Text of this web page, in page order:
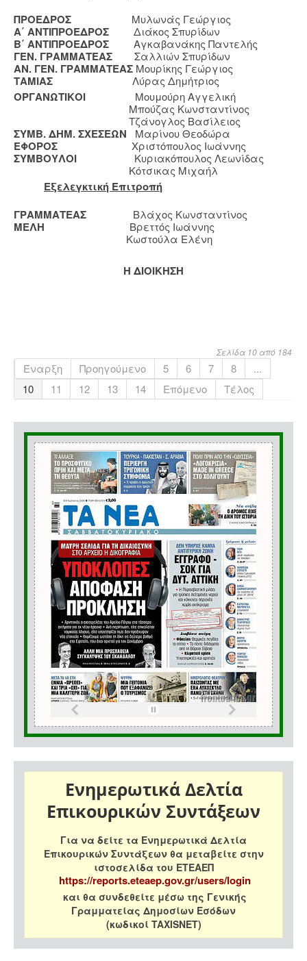
ΠΡΟΕΔΡΟΣ Μυλωνάς Γεώργιος
Α΄ ΑΝΤΙΠΡΟΕΔΡΟΣ Διάκος Σπυρίδων
Β΄ ΑΝΤΙΠΡΟΕΔΡΟΣ Αγκαβανάκης Παντελής
ΓΕΝ. ΓΡΑΜΜΑΤΕΑΣ Σαλλιών Σπυρίδων
ΑΝ. ΓΕΝ. ΓΡΑΜΜΑΤΕΑΣ Μουρίκης Γεώργιος
ΤΑΜΙΑΣ Λύρας Δημήτριος
ΟΡΓΑΝΩΤΙΚΟΙ Μουμούρη Αγγελική
Μπούζας Κωνσταντίνος
Τζάνογλος Βασίλειος
ΣΥΜΒ. ΔΗΜ. ΣΧΕΣΕΩΝ Μαρίνου Θεοδώρα
ΕΦΟΡΟΣ Χριστόπουλος Ιωάννης
ΣΥΜΒΟΥΛΟΙ Κυριακόπουλος Λεωνίδας
Κότσικας Μιχαήλ
Εξελεγκτική Επιτροπή
ΓΡΑΜΜΑΤΕΑΣ
Βλάχος Κωνσταντίνος
ΜΕΛΗ Βρεττός Ιωάννης
Κωστούλα Ελένη
Η ΔΙΟΙΚΗΣΗ
Σελίδα 10 από 184
Έναρξη Προηγούμενο 5 6 7 8
...
10
11 12 13 14 Επόμενο Τέλος
Ενημερωτικά Δελτία
Επικουρικών Συντάξεων
Για να δείτε τα Ενημερωτικά Δελτία
Επικουρικών Συντάξεων θα μεταβείτε στην
ιστοσελίδα του ΕΤΕΑΕΠ
https://reports.eteaep.gov.gr/users/login
και θα συνδεθείτε μέσω της Γενικής
Γραμματείας Δημοσίων Εσόδων
(κωδικοί TAXISNET)